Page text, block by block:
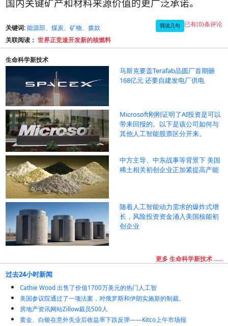
国内关键矿产和材料来源价值的更广泛承诺。
关键词: 能源部、煤炭、矿物、拨款 我说几句 已有(0)条评论
关联阅读： 世界正竞速开发新的核燃料
生命科学新技术
马斯克要盖Terafab晶圆厂首期砸
168亿元 还要自建发电厂供电
Microsoft刚刚证明了AI投资是可以
带来回报的。以下是该公司如何与
其他人工智能股票区分开来。
中方主导、中东战事等背景下 美国
稀土相关初创企业正加紧提高产能
随着人工智能动力需求的爆炸式增
长，风险投资资金涌入美国核能初
创企业
更多 生命科学新技术 ......
过去24小时新闻
Cathie Wood 出售了价值1700万美元的热门人工智
美国参议院通过了一项法案，对俄罗斯和伊朗实施新的制裁。
房地产资讯网站Zillow裁员500人
黄金、白银在意外失业后收益率下跌反弹——Kitco上午市场报